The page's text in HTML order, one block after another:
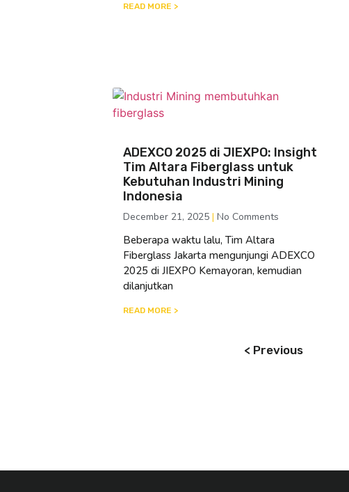
READ MORE >
ADEXCO 2025 di JIEXPO: Insight
Tim Altara Fiberglass untuk
Kebutuhan Industri Mining
Indonesia
December 21, 2025 No Comments
Beberapa waktu lalu, Tim Altara
Fiberglass Jakarta mengunjungi ADEXCO
2025 di JIEXPO Kemayoran, kemudian
dilanjutkan
READ MORE >
< Previous